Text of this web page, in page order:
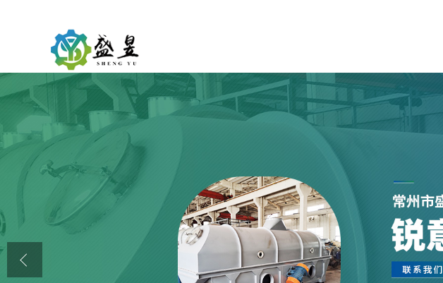
公司首页
公司介绍
公司动态
产品展厅
证书荣誉
联系方式
在线留言